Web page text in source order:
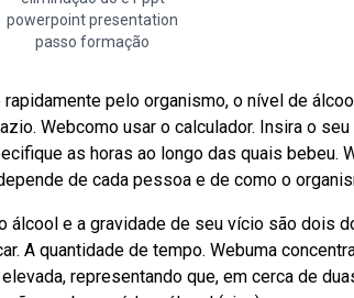
powerpoint presentation
passo formação
pelo organismo, o nível de
Webcomo usar o calculador. Insira o
as horas ao longo das quais bebeu.
de cada pessoa e de como o
álcool e a gravidade de seu vício são dois
A quantidade de tempo. Webuma
representando que, em cerca de